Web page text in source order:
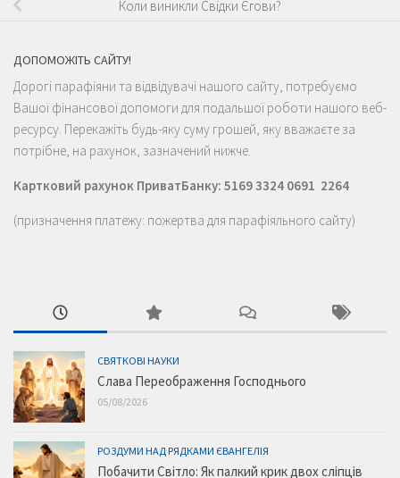
Коли виникли Свідки Єгови?
ДОПОМОЖІТЬ САЙТУ!
Дорогі парафіяни та відвідувачі нашого сайту, потребуємо
Вашої фінансової допомоги для подальшої роботи нашого веб-
ресурсу. Перекажіть будь-яку суму грошей, яку вважаєте за
потрібне, на рахунок, зазначений нижче.
Картковий рахунок ПриватБанку: 5169 3324 0691 2264
(призначення платежу: пожертва для парафіяльного сайту)
СВЯТКОВІ НАУКИ
Слава Переображення Господнього
05/08/2026
РОЗДУМИ НАД РЯДКАМИ ЄВАНГЕЛІЯ
Побачити Світло: Як палкий крик двох сліпців